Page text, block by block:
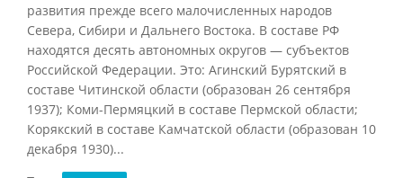
развития прежде всего малочисленных народов
Севера, Сибири и Дальнего Востока. В составе РФ
находятся десять автономных округов — субъектов
Российской Федерации. Это: Агинский Бурятский в
составе Читинской области (образован 26 сентября
1937); Коми-Пермяцкий в составе Пермской области;
Корякский в составе Камчатской области (образован 10
декабря 1930)...